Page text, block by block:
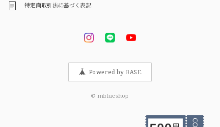
特定商取引法に基づく表記
Powered by BASE
© mblueshop